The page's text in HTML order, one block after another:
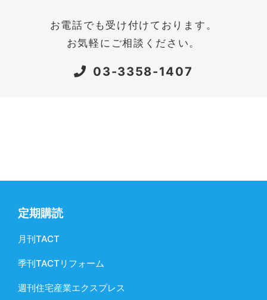
お電話でも受け付けております。
お気軽にご相談ください。
03-3358-1407
定期購読
月刊TACT
季刊TACTリフォーム
週刊住宅産業エクスプレス